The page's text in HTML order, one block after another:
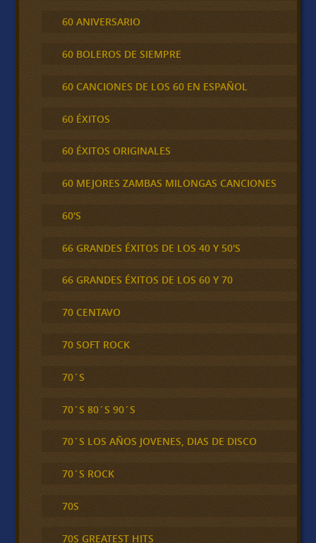
60 ANIVERSARIO
60 BOLEROS DE SIEMPRE
60 CANCIONES DE LOS 60 EN ESPAÑOL
60 ÉXITOS
60 ÉXITOS ORIGINALES
60 MEJORES ZAMBAS MILONGAS CANCIONES
60'S
66 GRANDES ÉXITOS DE LOS 40 Y 50'S
66 GRANDES ÉXITOS DE LOS 60 Y 70
70 CENTAVO
70 SOFT ROCK
70´S
70´S 80´S 90´S
70´S LOS AÑOS JOVENES, DIAS DE DISCO
70´S ROCK
70S
70S GREATEST HITS